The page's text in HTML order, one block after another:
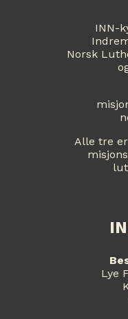
INN-
Norsk
Alle tre
Lye